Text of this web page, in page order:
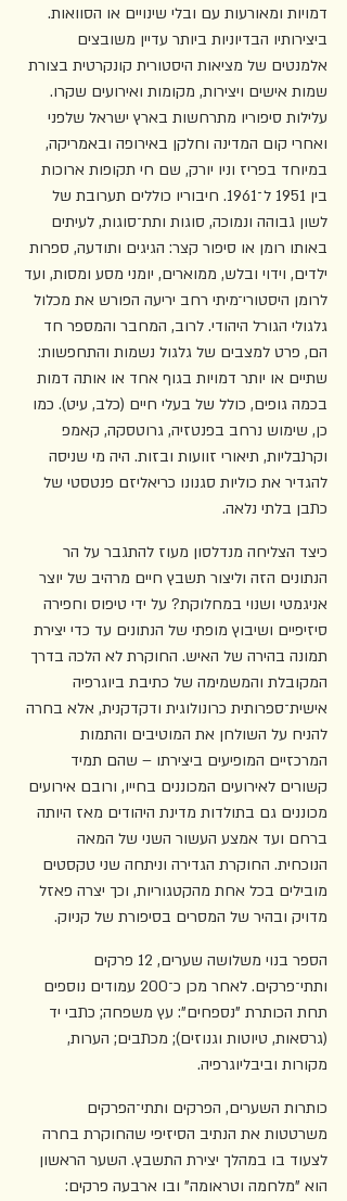
דמויות ומאורעות עם ובלי שינויים או הסוואות.
ביצירותיו הבדיוניות ביותר עדיין משובצים
אלמנטים של מציאות היסטורית קונקרטית בצורת
שמות אישים ויצירות, מקומות ואירועים שקרו.
עלילות סיפוריו מתרחשות בארץ ישראל שלפני
ואחרי קום המדינה וחלקן באירופה ובאמריקה,
במיוחד בפריז וניו יורק, שם חי תקופות ארוכות
בין 1951 ל־1961. חיבוריו כוללים תערובת של
לשון גבוהה ונמוכה, סוגות ותת־סוגות, לעיתים
באותו רומן או סיפור קצר: הגיגים ותודעה, ספרות
ילדים, וידוי ובלש, ממוארים, יומני מסע ומסות, ועד
לרומן היסטורי־מיתי רחב יריעה הפורש את מכלול
גלגולי הגורל היהודי. לרוב, המחבר והמספר חד
הם, פרט למצבים של גלגול נשמות והתחפשות:
שתיים או יותר דמויות בגוף אחד או אותה דמות
בכמה גופים, כולל של בעלי חיים (כלב, עיט). כמו
כן, שימוש נרחב בפנטזיה, גרוטסקה, קאמפ
וקרנבליות, תיאורי זוועות ובזות. היה מי שניסה
להגדיר את כוליות סגנונו כריאליזם פנטסטי של
כתבן בלתי נלאה.
כיצד הצליחה מנדלסון מעוז להתגבר על הר
הנתונים הזה וליצור תשבץ חיים מרהיב של יוצר
אניגמטי ושנוי במחלוקת? על ידי טיפוס וחפירה
סיזיפיים ושיבוץ מופתי של הנתונים עד כדי יצירת
תמונה בהירה של האיש. החוקרת לא הלכה בדרך
המקובלת והמשמימה של כתיבת ביוגרפיה
אישית־ספרותית כרונולוגית ודקדקנית, אלא בחרה
להניח על השולחן את המוטיבים והתמות
המרכזיים המופיעים ביצירתו – שהם תמיד
קשורים לאירועים המכוננים בחייו, ורובם אירועים
מכוננים גם בתולדות מדינת היהודים מאז היותה
ברחם ועד אמצע העשור השני של המאה
הנוכחית. החוקרת הגדירה וניתחה שני טקסטים
מובילים בכל אחת מהקטגוריות, וכך יצרה פאזל
מדויק ובהיר של המסרים בסיפורת של קניוק.
הספר בנוי משלושה שערים, 12 פרקים
ותתי־פרקים. לאחר מכן כ־200 עמודים נוספים
תחת הכותרת "נספחים": עץ משפחה; כתבי יד
(גרסאות, טיוטות וגנוזים); מכתבים; הערות,
מקורות וביבליוגרפיה.
כותרות השערים, הפרקים ותתי־הפרקים
משרטטות את הנתיב הסיזיפי שהחוקרת בחרה
לצעוד בו במהלך יצירת התשבץ. השער הראשון
הוא "מלחמה וטראומה" ובו ארבעה פרקים: